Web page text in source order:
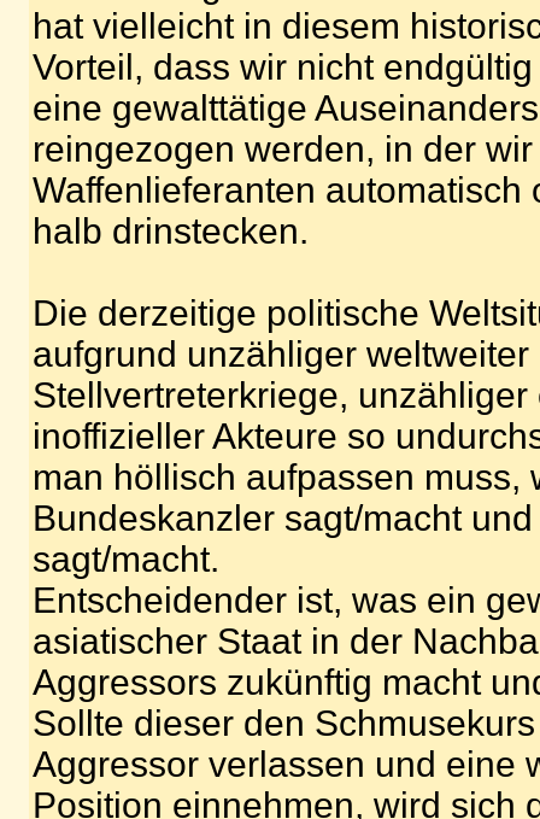
hat vielleicht in diesem
Vorteil, dass wir nicht
eine gewalttätige
reingezogen werden, in der
Waffenlieferanten automatisch
halb drinstecken.
Die derzeitige politische
aufgrund unzähliger
Stellvertreterkriege, unzähliger
inoffizieller Akteure so
man höllisch aufpassen muss,
Bundeskanzler sagt/macht
sagt/macht.
Entscheidender ist, was ein
asiatischer Staat in der
Aggressors zukünftig macht
Sollte dieser den
Aggressor verlassen und eine
Position einnehmen, wird sich